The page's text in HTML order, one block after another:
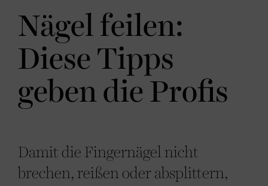
Nägel feilen:
Diese Tipps
geben die Profis
Damit die Fingernägel nicht
brechen, reißen oder absplittern,